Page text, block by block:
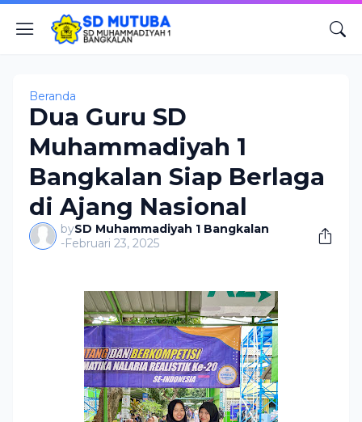
Beranda
Dua Guru SD
Muhammadiyah 1
Bangkalan Siap Berlaga
di Ajang Nasional
bySD Muhammadiyah 1 Bangkalan
-Februari 23, 2025